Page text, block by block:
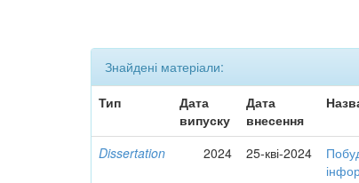
Знайдені матеріали:
Тип
Дата
випуску
Дата
внесення
Dissertation 2024 25-кві-2024